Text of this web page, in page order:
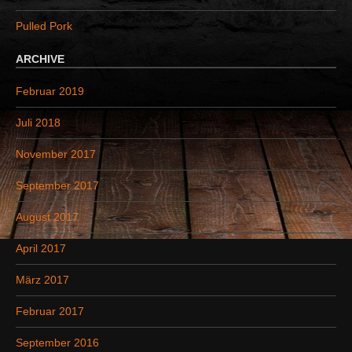
:
Pulled Pork
ARCHIVE
Februar 2019
Juli 2018
November 2017
September 2017
August 2017
April 2017
März 2017
Februar 2017
September 2016